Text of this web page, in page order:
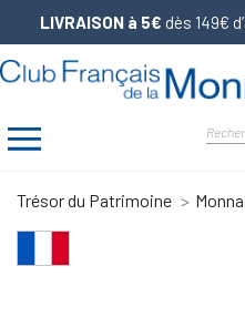
LIVRAISON à 5€ dès 149€
Trésor du Patrimoine